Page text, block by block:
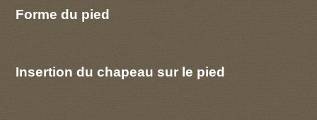
Forme du pied
Insertion du chapeau sur le pied